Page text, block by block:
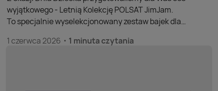
wyjątkowego - Letnią Kolekcję POLSAT JimJam.
To specjalnie wyselekcjonowany zestaw bajek dla
podczas wakacji.
1 czerwca 2026 1 minuta czytania